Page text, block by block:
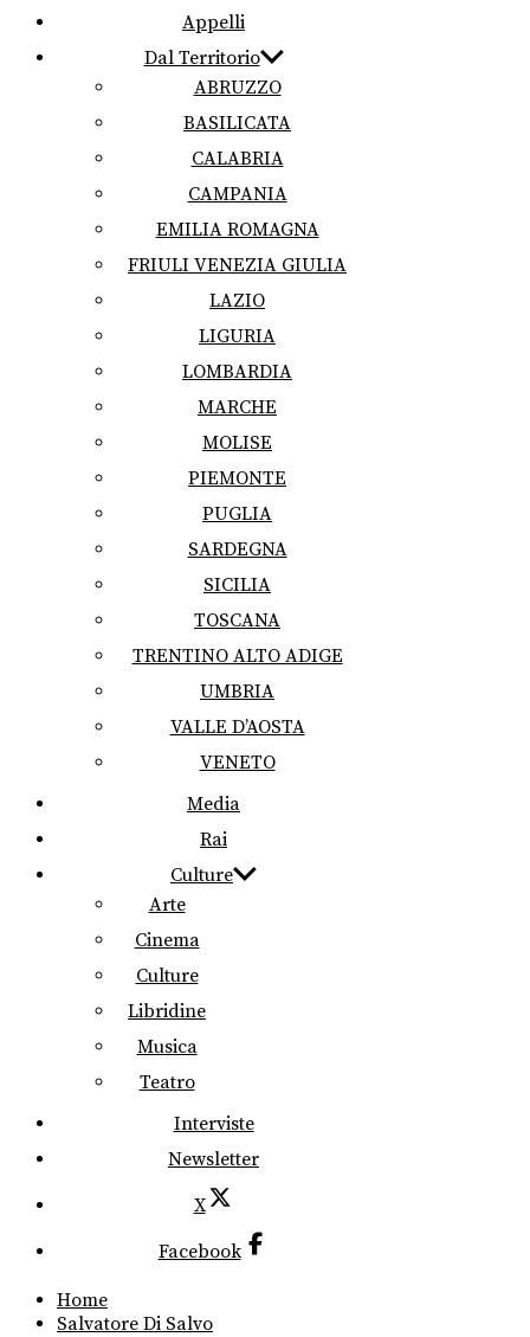
Appelli
Dal Territorio
ABRUZZO
BASILICATA
CALABRIA
CAMPANIA
EMILIA ROMAGNA
FRIULI VENEZIA GIULIA
LAZIO
LIGURIA
LOMBARDIA
MARCHE
MOLISE
PIEMONTE
PUGLIA
SARDEGNA
SICILIA
TOSCANA
TRENTINO ALTO ADIGE
UMBRIA
VALLE D’AOSTA
VENETO
Media
Rai
Culture
Arte
Cinema
Culture
Libridine
Musica
Teatro
Interviste
Newsletter
X
Facebook
Home
Salvatore Di Salvo